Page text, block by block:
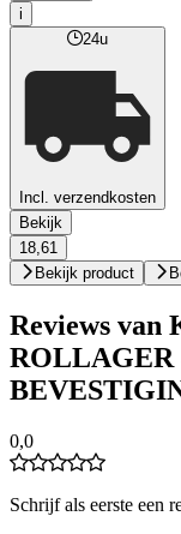
i
24u
Incl. verzendkosten
Bekijk
18,61
Bekijk product
Reviews
0,0
Schrijf als eerste een